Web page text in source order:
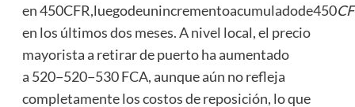
en 450CFR,luegodeunincrementoacumuladode450
en los últimos dos meses. A nivel local, el precio
mayorista a retirar de puerto ha aumentado
a 520−520−530 FCA, aunque aún no refleja
completamente los costos de reposición, lo que